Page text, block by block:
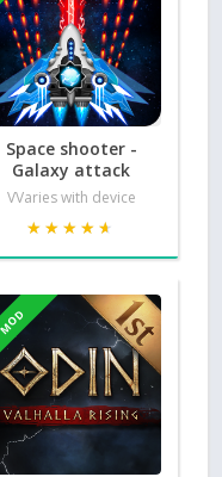
Space shooter -
Galaxy attack
VVaries with device
★★★★★
★★★★★